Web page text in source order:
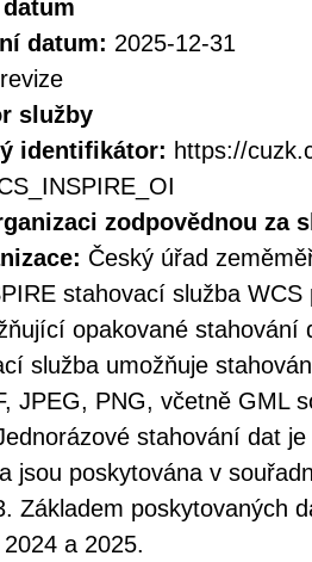
datum: 2025-12-31
revize
služby
identifikátor: https://
zodpovědnou za
Český úřad
stahovací služba
opakované stahování
služba umožňuje
JPEG, PNG, včetně GML
stahování dat
jsou poskytována v
Základem poskytovaných
a 2025.